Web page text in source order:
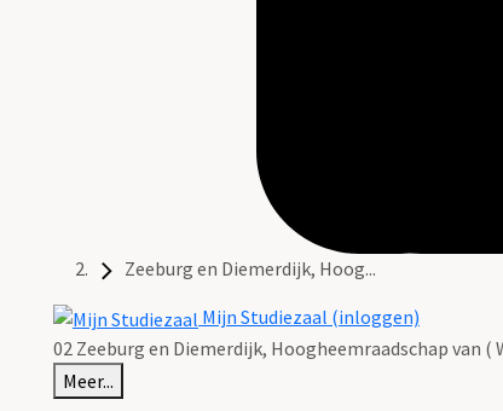
Zeeburg en Diemerdijk, Hoog...
Mijn Studiezaal (inloggen)
02 Zeeburg en Diemerdijk, Hoogheemraadschap van (
Meer...